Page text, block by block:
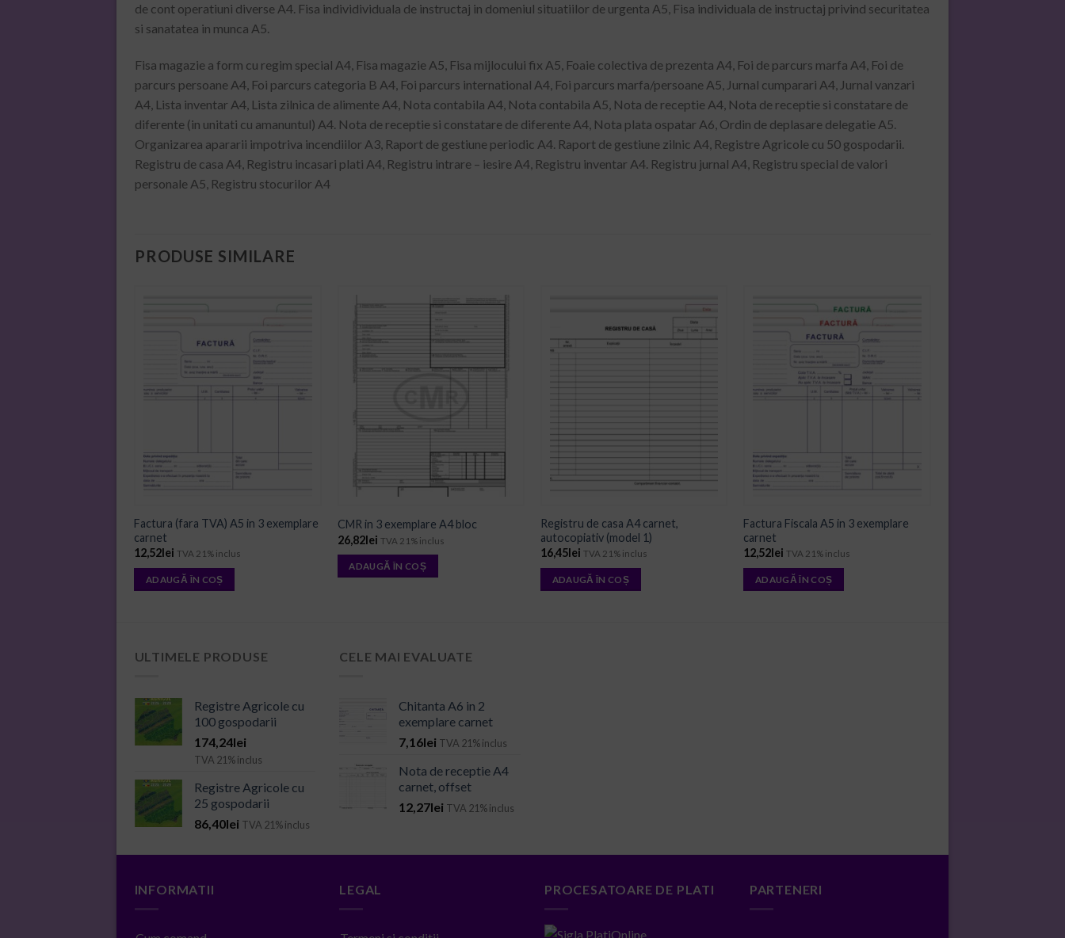
de cont operatiuni diverse A4. Fisa individividuala de instructaj in domeniul situatiilor de urgenta A5, Fisa individuala de instructaj privind securitatea
si sanatatea in munca A5.
Fisa magazie a form cu regim special A4, Fisa magazie A5, Fisa mijlocului fix A5, Foaie colectiva de prezenta A4, Foi de parcurs marfa A4, Foi de
parcurs persoane A4, Foi parcurs categoria B A4, Foi parcurs international A4, Foi parcurs marfa/persoane A5, Jurnal cumparari A4, Jurnal vanzari
A4, Lista inventar A4, Lista zilnica de alimente A4, Nota contabila A4, Nota contabila A5, Nota de receptie A4, Nota de receptie si constatare de
diferente (in unitati cu amanuntul) A4. Nota de receptie si constatare de diferente A4, Nota plata ospatar A6, Ordin de deplasare delegatie A5.
Organizarea apararii impotriva incendiilor A3, Raport de gestiune periodic A4. Raport de gestiune zilnic A4, Registre Agricole cu 50 gospodarii.
Registru de casa A4, Registru incasari plati A4, Registru intrare – iesire A4, Registru inventar A4. Registru jurnal A4, Registru special de valori
personale A5, Registru stocurilor A4
PRODUSE SIMILARE
ADD TO
WISHLIST
Factura (fara TVA) A5 in 3 exemplare
carnet
12,52lei TVA 21% inclus
ADAUGĂ ÎN COȘ
WISHLIST
CMR in 3 exemplare A4 bloc
26,82lei TVA 21% inclus
ADAUGĂ ÎN COȘ
Registru de casa A4 carnet,
autocopiativ (model 1)
16,45lei TVA 21% inclus
ADAUGĂ ÎN COȘ
ADD TO
WISHLIST
Factura Fiscala A5 in 3 exemplare
carnet
12,52lei TVA 21% inclus
ADAUGĂ ÎN COȘ
ULTIMELE PRODUSE
Registre Agricole cu
100 gospodarii
174,24lei
TVA 21% inclus
Registre Agricole cu
25 gospodarii
86,40lei TVA 21% inclus
CELE MAI EVALUATE
Chitanta A6 in 2
exemplare carnet
7,16lei TVA 21% inclus
Nota de receptie A4
carnet, offset
12,27lei TVA 21% inclus
INFORMATII LEGAL PROCESATOARE DE PLATI PARTENERI